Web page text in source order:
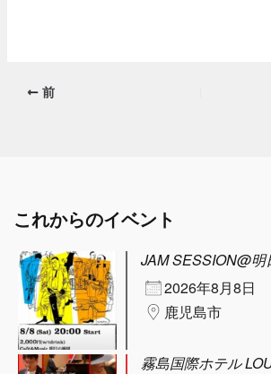
前
これからのイベント
JAM SESSION@明
2026年8月8日
鹿児島市
霧島国際ホテル